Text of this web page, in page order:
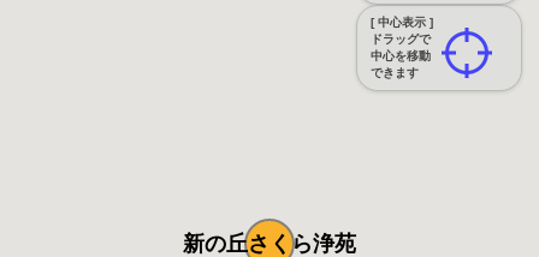
[ 中心表示 ]
ドラッグで
中心を移動
できます
新の丘さくら浄苑